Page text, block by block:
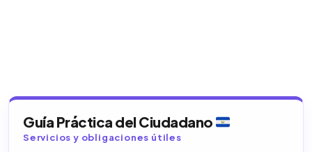
Guía Práctica del Ciudadano
Servicios y obligaciones útiles